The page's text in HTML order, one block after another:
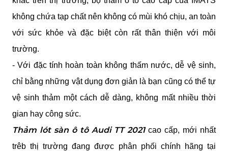
không chứa tạp chất nên không có mùi khó chịu, an toàn
với sức khỏe và đặc biệt còn rất thân thiện với môi
trường.
- Với đặc tính hoàn toàn không thấm nước, dễ vệ sinh,
chỉ bằng những vật dụng đơn giản là bạn cũng có thể tự
vệ sinh thảm một cách dễ dàng, không mất nhiều thời
gian hay công sức.
Thảm lót sàn ô tô Audi TT 2021 cao cấp, mới nhất
trêb thị trường đang được phân phối chính hãng tại